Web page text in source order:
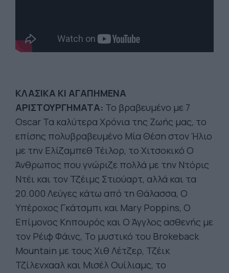
ΚΛΑΣΙΚΑ ΚΙ ΑΓΑΠΗΜΕΝΑ
ΑΡΙΣΤΟΥΡΓΗΜΑΤΑ: Το βραβευμένο με 7
Oscar Τα καλύτερα Χρόνια της Ζωής μας, το
επίσης πολυβραβευμένο Μία Θέση στον Ήλιο
με την Ελίζαμπεθ Τέιλορ, το Χιτσοκικό Ο
Άνθρωπος που γνώριζε πολλά με την Ντόρις
Ντέι και τον Τζέιμς Στιούαρτ, αλλά και τα
20.000 Λεύγες κάτω από τη Θάλασσα, Ο
Υπέροχος Γκάτσμπι και Mary Poppins, Ο
Επίμονος Κηπουρός και Ο Άγγλος ασθενής με
τον Ρέιφ Φάινς, Το μυστικό του Brokeback
Mountain με τους Χιθ Λέτζερ, Τζέικ
Τζίλενχααλ και Μισέλ Ουίλιαμς, το